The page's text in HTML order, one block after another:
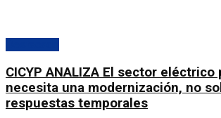
CICYP ANALIZA El sector eléctrico
necesita una modernización, no
respuestas temporales